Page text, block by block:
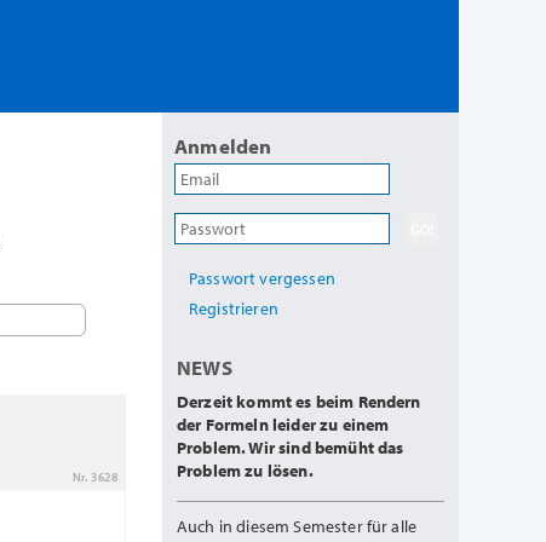
Nr. 3628
Anmelden
Passwort vergessen
Registrieren
NEWS
Derzeit kommt es beim Rendern
der Formeln leider zu einem
Problem. Wir sind bemüht das
Problem zu lösen.
Auch in diesem Semester für alle